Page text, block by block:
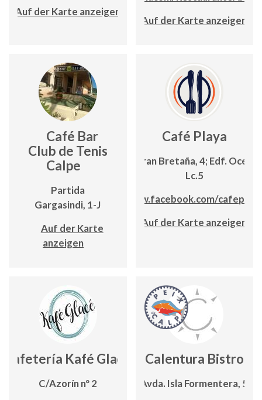
Auf der Karte anzeigen
Auf der Karte anzeigen
Café Bar
Club de Tenis
Calpe
Partida
Gargasindi, 1-J
Auf der Karte
anzeigen
Café Playa
C/ Gran Bretaña, 4; Edf.
Lc.5
www.facebook.com/
Auf der Karte anzeigen
Cafetería Kafé Glacé
C/Azorín nº 2
Calentura Bistro
Avda. Isla Formentera, 5